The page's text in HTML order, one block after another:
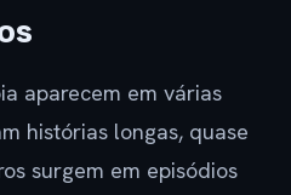
aparecem em várias
histórias longas, quase
surgem em episódios